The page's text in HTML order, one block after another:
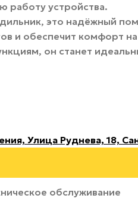
работу устройства.
это надёжный
и обеспечит комфорт на
он станет
Улица Руднева, 18,
обслуживание